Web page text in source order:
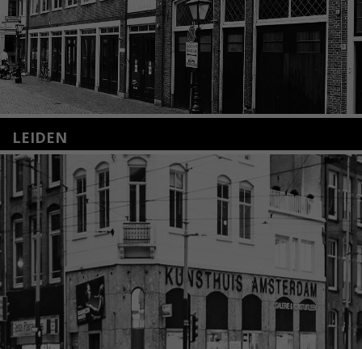
LEIDEN
Nieuwstraat 35
2312 KA Leiden
+31(0)71 – 52 84 480
info@kunsthuisleiden.nl
Lees meer